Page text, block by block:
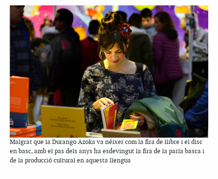
Malgrat que la Durango Azoka va néixer com la fira de llibre i el disc
en basc, amb el pas dels anys ha esdevingut la fira de la parla basca i
de la producció cultural en aquesta llengua